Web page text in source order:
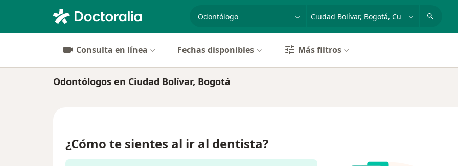
especialidad, enfermedad o nombrep. ej. Bogotá
Consulta en línea Fechas disponibles Más filtros
Odontólogos en Ciudad Bolívar, Bogotá
¿Cómo te sientes al ir al dentista?